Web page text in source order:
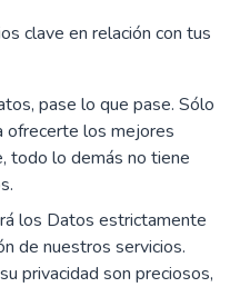
clave en relación con tus
pase lo que pase. Sólo
ofrecerte los mejores
todo lo demás no tiene
los Datos estrictamente
de nuestros servicios.
privacidad son preciosos,